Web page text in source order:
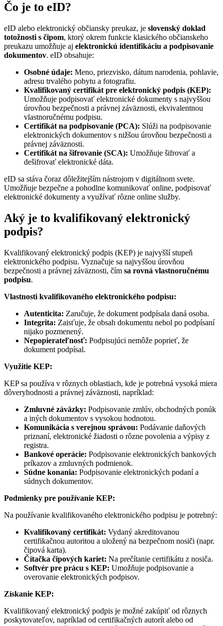
Čo je to eID?
eID alebo elektronický občiansky preukaz, je slovenský doklad
totožnosti s čipom, ktorý okrem funkcie klasického občianskeho
preukazu umožňuje aj elektronickú identifikáciu a podpisovanie
dokumentov. eID obsahuje:
Osobné údaje: Meno, priezvisko, dátum narodenia, pohlavie,
adresu trvalého pobytu a fotografiu.
Kvalifikovaný certifikát pre elektronický podpis (KEP):
Umožňuje podpisovať elektronické dokumenty s najvyššou
úrovňou bezpečnosti a právnej záväznosti, ekvivalentnou
vlastnoručnému podpisu.
Certifikát na podpisovanie (PCA): Slúži na podpisovanie
elektronických dokumentov s nižšou úrovňou bezpečnosti a
právnej záväznosti.
Certifikát na šifrovanie (SCA): Umožňuje šifrovať a
dešifrovať elektronické dáta.
eID sa stáva čoraz dôležitejším nástrojom v digitálnom svete.
Umožňuje bezpečne a pohodlne komunikovať online, podpisovať
elektronické dokumenty a využívať rôzne online služby.
Aký je to kvalifikovaný elektronický
podpis?
Kvalifikovaný elektronický podpis (KEP) je najvyšší stupeň
elektronického podpisu. Vyznačuje sa najvyššou úrovňou
bezpečnosti a právnej záväznosti, čím sa rovná vlastnoručnému
podpisu.
Vlastnosti kvalifikovaného elektronického podpisu:
Autenticita: Zaručuje, že dokument podpísala daná osoba.
Integrita: Zaisťuje, že obsah dokumentu nebol po podpísaní
nijako pozmenený.
Nepopierateľnosť: Podpisujúci nemôže poprieť, že
dokument podpísal.
Využitie KEP:
KEP sa používa v rôznych oblastiach, kde je potrebná vysoká miera
dôveryhodnosti a právnej záväznosti, napríklad:
Zmluvné záväzky: Podpisovanie zmlúv, obchodných ponúk
a iných dokumentov s vysokou hodnotou.
Komunikácia s verejnou správou: Podávanie daňových
priznaní, elektronické žiadosti o rôzne povolenia a výpisy z
registra.
Bankové operácie: Podpisovanie elektronických bankových
príkazov a zmluvných podmienok.
Súdne konania: Podpisovanie elektronických podaní a
súdnych dokumentov.
Podmienky pre používanie KEP:
Na používanie kvalifikovaného elektronického podpisu je potrebný:
Kvalifikovaný certifikát: Vydaný akreditovanou
certifikačnou autoritou a uložený na bezpečnom nosiči (napr.
čipová karta).
Čítačka čipových kariet: Na prečítanie certifikátu z nosiča.
Softvér pre prácu s KEP: Umožňuje podpisovanie a
overovanie elektronických podpisov.
Získanie KEP:
Kvalifikovaný elektronický podpis je možné zakúpiť od rôznych
poskytovateľov, napríklad od certifikačných autorít alebo od